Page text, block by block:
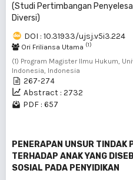
(Studi Pertimbangan
Diversi)
DOI : 10.31933/ujsj.v5i3.224
Ori Friliansa Utama (1)
(1) Program Magister Ilmu Hukum,
Indonesia, Indonesia
267-274
Abstract : 2732
PDF : 657
PENERAPAN UNSUR TINDAK
TERHADAP ANAK YANG
SOSIAL PADA PENYIDIKAN